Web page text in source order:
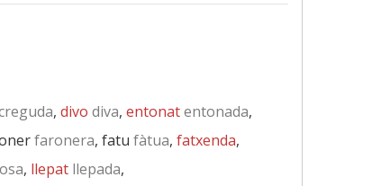
, divo diva, entonatentonada,
faronera, fatu fàtua, fatxenda,
, llepat llepada,